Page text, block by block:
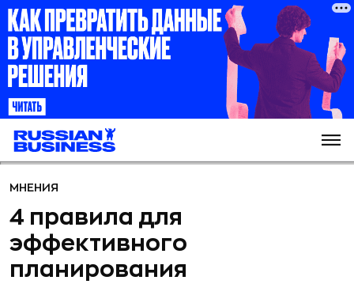
МНЕНИЯ
4 правила для
эффективного
планирования